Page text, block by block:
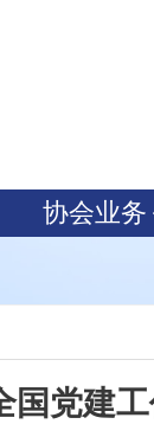
协会业务
国党建